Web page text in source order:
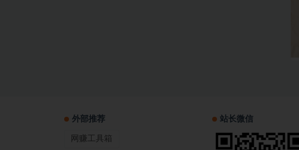
外部推荐
网赚工具箱
站长微信